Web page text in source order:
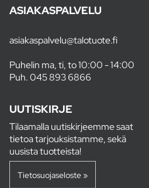
ASIAKASPALVELU
asiakaspalvelu@talotuote.fi
Puhelin ma, ti, to 10:00 - 14:00
Puh.045 893 6866
UUTISKIRJE
Tilaamalla uutiskirjeemme saat
tietoa tarjouksistamme, sekä
uusista tuotteista!
Tietosuojaseloste »